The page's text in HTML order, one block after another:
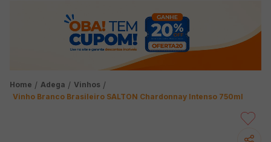
Adega
Vinhos
Vinho Branco Brasileiro SALTON Chardonnay Intenso 750ml